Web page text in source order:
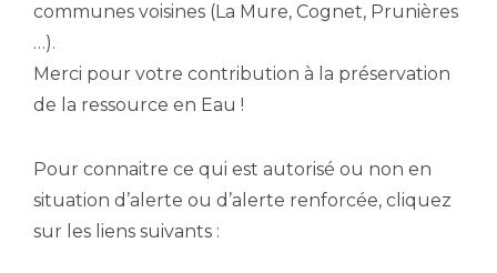
communes voisines (La Mure, Cognet, Prunières
…).
Merci pour votre contribution à la préservation
de la ressource en Eau !
Pour connaitre ce qui est autorisé ou non en
situation d’alerte ou d’alerte renforcée, cliquez
sur les liens suivants :